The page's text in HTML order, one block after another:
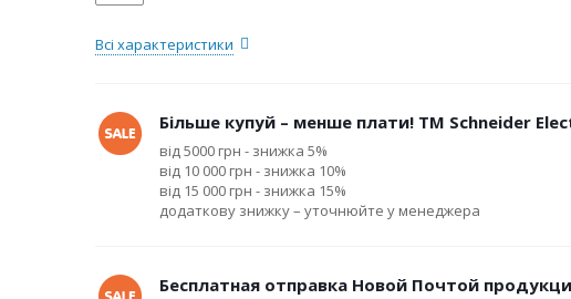
Всі характеристики
Більше купуй – менше плати! ТМ Schneider
від 5000 грн - знижка 5%
від 10 000 грн - знижка 10%
від 15 000 грн - знижка 15%
додаткову знижку – уточнюйте у менеджера
Бесплатная отправка Новой Почтой